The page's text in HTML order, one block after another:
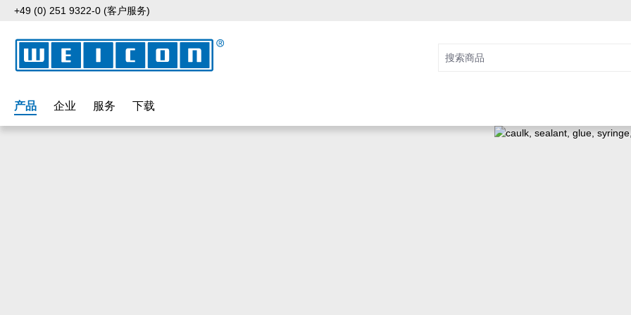
to main content
Skip to search
Skip to main navigation
+49 (0) 251 9322-0 (客户服务)
产品 企业 服务 下载